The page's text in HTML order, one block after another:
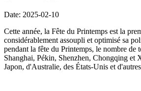
Date: 2025-02-10
Cette année, la Fête du Printemps est la
considérablement assoupli et optimisé sa
pendant la fête du Printemps, le nombre de
Shanghai, Pékin, Shenzhen, Chongqing et
Japon, d'Australie, des États-Unis et